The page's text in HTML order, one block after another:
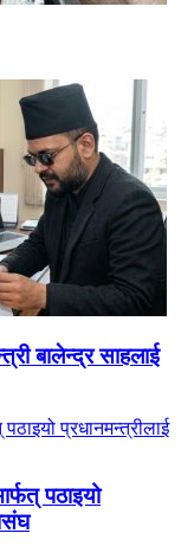
बालेन्द्र साहलाई
पठाइयो